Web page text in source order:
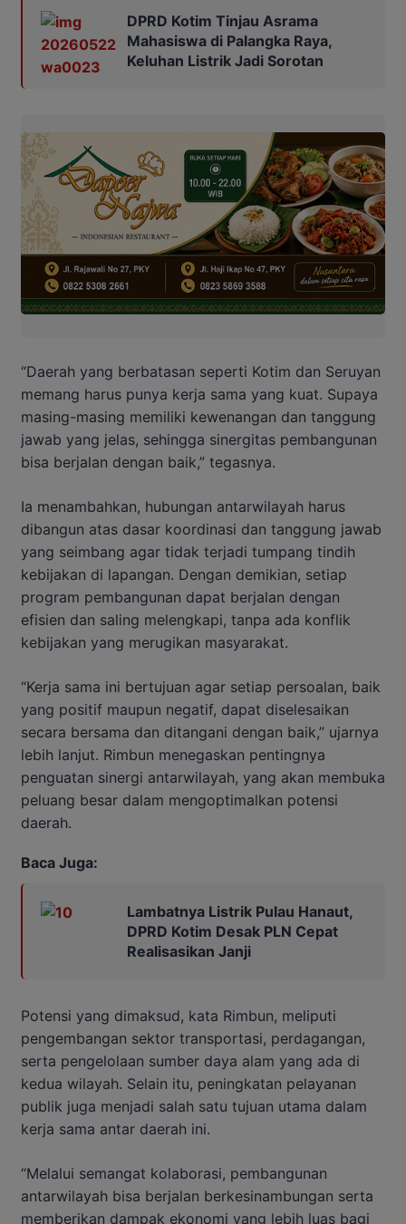
DPRD Kotim Tinjau Asrama
Mahasiswa di Palangka Raya,
Keluhan Listrik Jadi Sorotan
“Daerah yang berbatasan seperti Kotim dan Seruyan
memang harus punya kerja sama yang kuat. Supaya
masing-masing memiliki kewenangan dan tanggung
jawab yang jelas, sehingga sinergitas pembangunan
bisa berjalan dengan baik,” tegasnya.
Ia menambahkan, hubungan antarwilayah harus
dibangun atas dasar koordinasi dan tanggung jawab
yang seimbang agar tidak terjadi tumpang tindih
kebijakan di lapangan. Dengan demikian, setiap
program pembangunan dapat berjalan dengan
efisien dan saling melengkapi, tanpa ada konflik
kebijakan yang merugikan masyarakat.
“Kerja sama ini bertujuan agar setiap persoalan, baik
yang positif maupun negatif, dapat diselesaikan
secara bersama dan ditangani dengan baik,” ujarnya
lebih lanjut. Rimbun menegaskan pentingnya
penguatan sinergi antarwilayah, yang akan membuka
peluang besar dalam mengoptimalkan potensi
daerah.
Baca Juga:
Lambatnya Listrik Pulau Hanaut,
DPRD Kotim Desak PLN Cepat
Realisasikan Janji
Potensi yang dimaksud, kata Rimbun, meliputi
pengembangan sektor transportasi, perdagangan,
serta pengelolaan sumber daya alam yang ada di
kedua wilayah. Selain itu, peningkatan pelayanan
publik juga menjadi salah satu tujuan utama dalam
kerja sama antar daerah ini.
“Melalui semangat kolaborasi, pembangunan
antarwilayah bisa berjalan berkesinambungan serta
memberikan dampak ekonomi yang lebih luas bagi